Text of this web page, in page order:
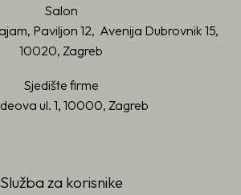
Salon
Paviljon 12, Avenija Dubrovnik 15,
10020, Zagreb
Sjedište firme
ul. 1, 10000, Zagreb
Služba za korisnike